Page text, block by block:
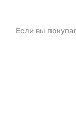
Если вы